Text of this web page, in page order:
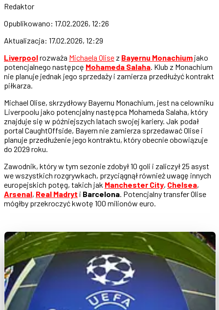
Redaktor
Opublikowano: 17.02.2026, 12:26
Aktualizacja: 17.02.2026, 12:29
Liverpoolrozważa Michaela Olise z Bayernu Monachium jako
potencjalnego następcę Mohameda Salaha. Klub z Monachium
nie planuje jednak jego sprzedaży i zamierza przedłużyć kontrakt
piłkarza.
Michael Olise, skrzydłowy Bayernu Monachium, jest na celowniku
Liverpoolu jako potencjalny następca Mohameda Salaha, który
znajduje się w późniejszych latach swojej kariery. Jak podał
portal CaughtOffside, Bayern nie zamierza sprzedawać Olise i
planuje przedłużenie jego kontraktu, który obecnie obowiązuje
do 2029 roku.
Zawodnik, który w tym sezonie zdobył 10 goli i zaliczył 25 asyst
we wszystkich rozgrywkach, przyciągnął również uwagę innych
europejskich potęg, takich jak Manchester City, Chelsea,
Arsenal, Real Madryt i Barcelona. Potencjalny transfer Olise
mógłby przekroczyć kwotę 100 milionów euro.